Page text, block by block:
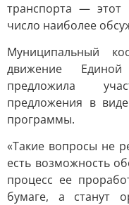
транспорта — этот
число наиболее
Муниципальный
движение
предложила
предложения в
программы.
«Такие вопросы не
есть возможность
процесс ее
бумаге, а станут